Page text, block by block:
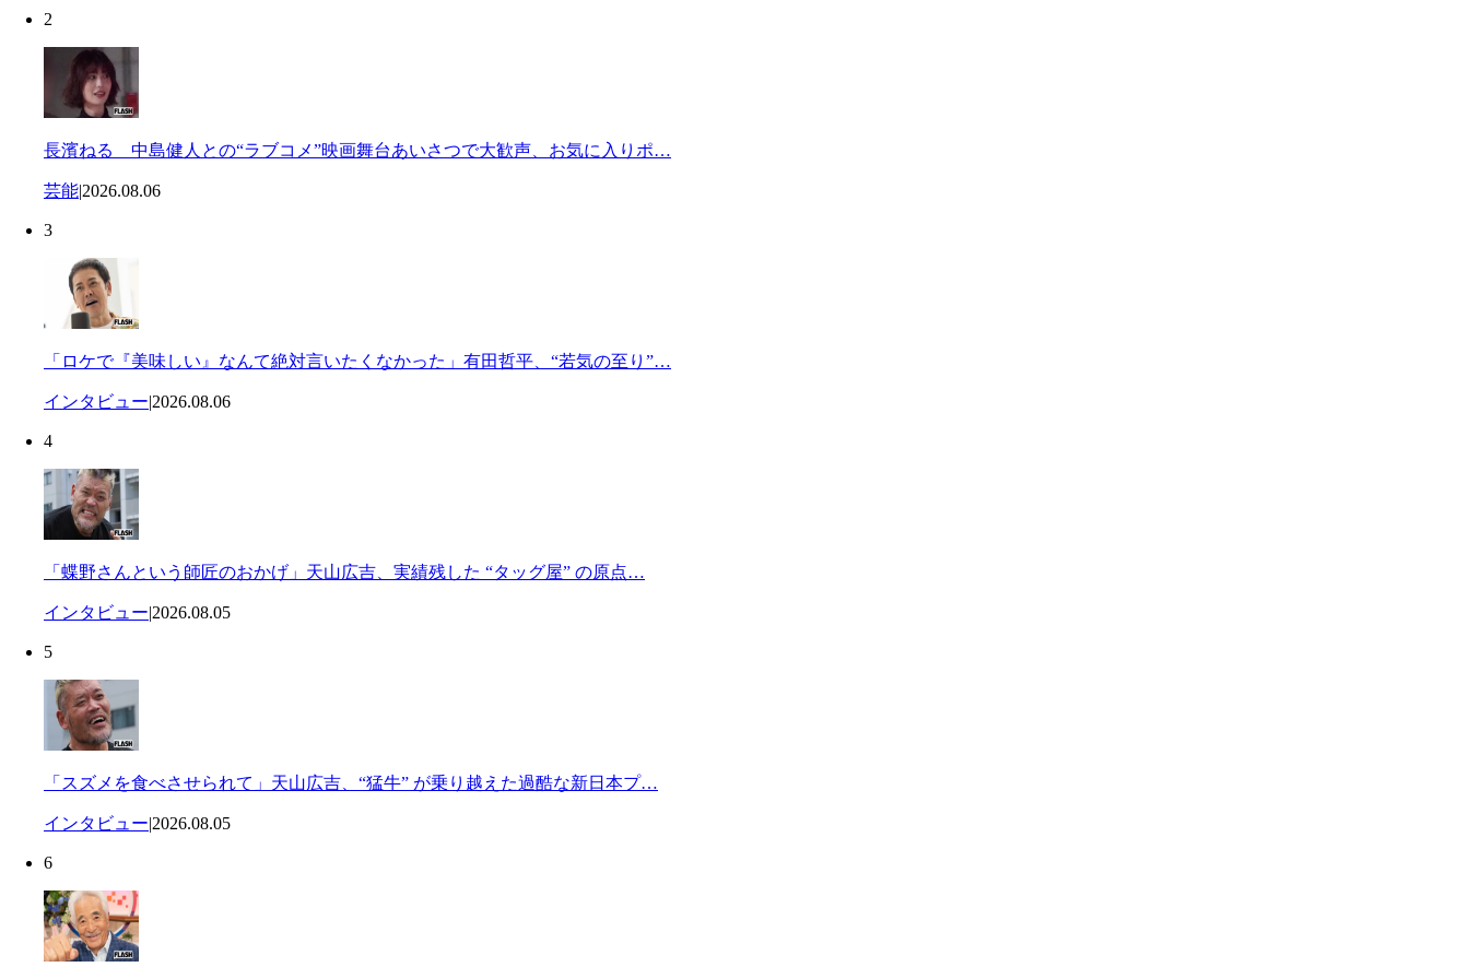
2
長濱ねる 中島健人との“ラブコメ”映画舞台あいさつで大歓声、お気に入りポ…
芸能|2026.08.06
3
「ロケで『美味しい』なんて絶対言いたくなかった」有田哲平、“若気の至り”…
インタビュー|2026.08.06
4
「蝶野さんという師匠のおかげ」天山広吉、実績残した “タッグ屋” の原点…
インタビュー|2026.08.05
5
「スズメを食べさせられて」天山広吉、“猛牛” が乗り越えた過酷な新日本プ…
インタビュー|2026.08.05
6